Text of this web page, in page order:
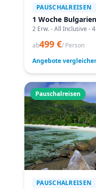
PAUSCHALREISEN
1 Woche
2 Erw. - All Inclusive -
ab499 €/ Person
Angebote
Pauschalreisen
PAUSCHALREISEN